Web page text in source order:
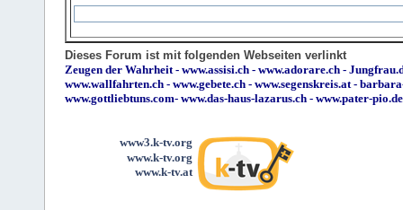
Dieses Forum ist mit folgenden Webseiten verlinkt
Zeugen der Wahrheit - www.assisi.ch - www.adorare.ch -
www.wallfahrten.ch - www.gebete.ch - www.segenskreis.at -
www.gottliebtuns.com- www.das-haus-lazarus.ch - www.pater-pio.de
www3.k-tv.org
www.k-tv.org
www.k-tv.at